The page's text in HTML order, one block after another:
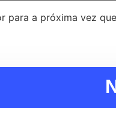
para a próxima vez